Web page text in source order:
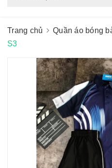
Trang chủ Quần áo bóng
S3